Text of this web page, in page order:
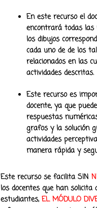
En este recurso el
encontrará todas las
los dibujos
cada uno de de los
relacionados en las
actividades descritas.
Este recurso es
docente, ya que
respuestas
grafos y la solución
actividades
manera rápida y
Este recurso se facilita SIN
los docentes que han solicita
estudiantes, EL MÓDULO